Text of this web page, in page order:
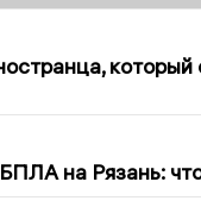
который
на Рязань: